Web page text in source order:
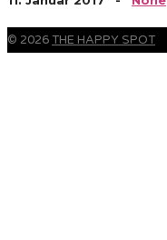
© 2026THE HAPPY SPOT